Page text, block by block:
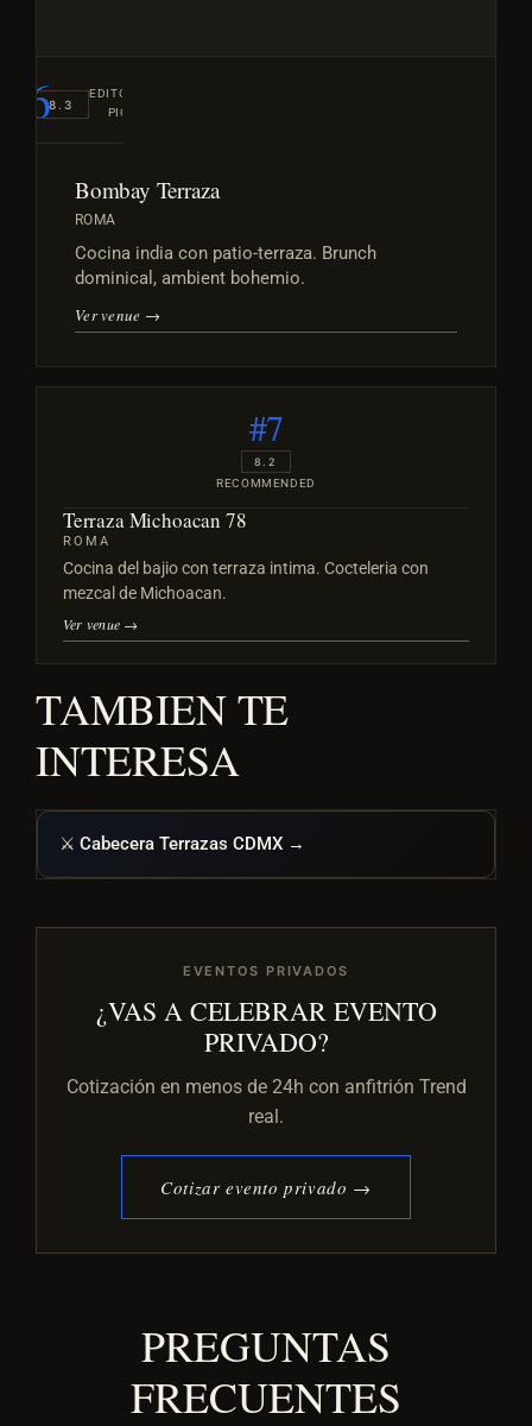
#68.3
EDITORIAL
PICK
Bombay Terraza
ROMA
Cocina india con patio-terraza. Brunch
dominical, ambient bohemio.
Ver venue →
#7
8.2
RECOMMENDED
Terraza Michoacan 78
ROMA
Cocina del bajio con terraza intima. Cocteleria con
mezcal de Michoacan.
Ver venue →
TAMBIEN TE
INTERESA
⚔️ Cabecera Terrazas CDMX →
EVENTOS PRIVADOS
¿VAS A CELEBRAR EVENTO
PRIVADO?
Cotización en menos de 24h con anfitrión Trend
real.
Cotizar evento privado →
PREGUNTAS
FRECUENTES